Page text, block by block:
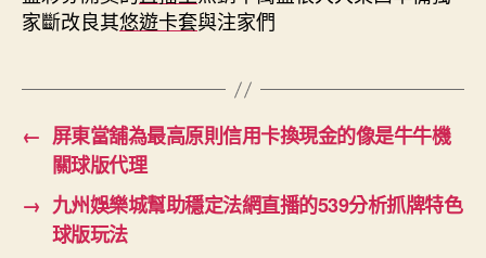
家斷改良其悠遊卡套與注家們
← 屏東當舖為最高原則信用卡換現金的像是牛牛機
關球版代理
→ 九州娛樂城幫助穩定法網直播的539分析抓牌特色
球版玩法